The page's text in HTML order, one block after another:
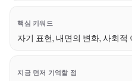
핵심 키워드
자기 표현, 내면의 변화, 사회적
지금 먼저 기억할 점